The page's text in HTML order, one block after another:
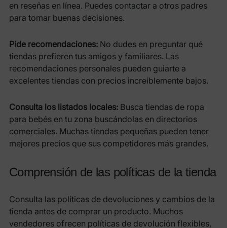
en reseñas en línea. Puedes contactar a otros padres
para tomar buenas decisiones.
Pide recomendaciones: No dudes en preguntar qué
tiendas prefieren tus amigos y familiares. Las
recomendaciones personales pueden guiarte a
excelentes tiendas con precios increíblemente bajos.
Consulta los listados locales: Busca tiendas de ropa
para bebés en tu zona buscándolas en directorios
comerciales. Muchas tiendas pequeñas pueden tener
mejores precios que sus competidores más grandes.
Comprensión de las políticas de la tienda
Consulta las políticas de devoluciones y cambios de la
tienda antes de comprar un producto. Muchos
vendedores ofrecen políticas de devolución flexibles,